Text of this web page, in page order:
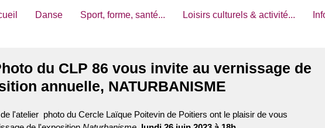
Danse Sport, forme, santé... Loisirs culturels & activité...
du CLP 86 vous invite au vernissage de
annuelle, NATURBANISME
l'atelier  photo du Cercle Laïque Poitevin de Poitiers ont le plaisir de vous